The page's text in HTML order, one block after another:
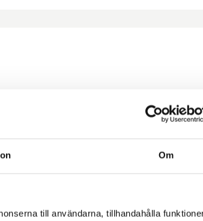
Om
till användarna, tillhandahålla